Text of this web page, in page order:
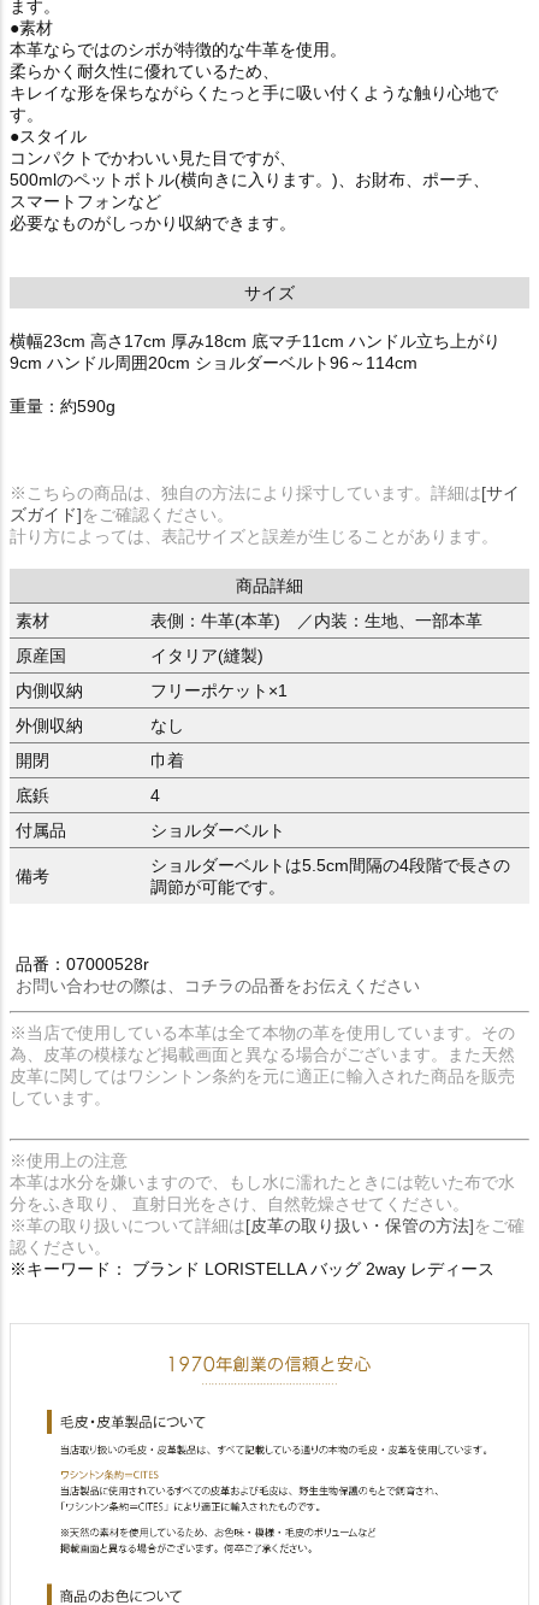
ます。
●素材
本革ならではのシボが特徴的な牛革を使用。
柔らかく耐久性に優れているため、
キレイな形を保ちながらくたっと手に吸い付くような触り心地で
す。
●スタイル
コンパクトでかわいい見た目ですが、
500mlのペットボトル(横向きに入ります。)、お財布、ポーチ、
スマートフォンなど
必要なものがしっかり収納できます。
サイズ
横幅23cm 高さ17cm 厚み18cm 底マチ11cm ハンドル立ち上がり
9cm ハンドル周囲20cm ショルダーベルト96～114cm
重量：約590g
※こちらの商品は、独自の方法により採寸しています。詳細は[サイ
ズガイド]をご確認ください。
計り方によっては、表記サイズと誤差が生じることがあります。
商品詳細
素材
表側：牛革(本革) ／内装：生地、一部本革
原産国
イタリア(縫製)
内側収納
フリーポケット×1
外側収納
なし
開閉
巾着
底鋲
4
付属品
ショルダーベルト
備考
ショルダーベルトは5.5cm間隔の4段階で長さの
調節が可能です。
品番：07000528r
お問い合わせの際は、コチラの品番をお伝えください
※当店で使用している本革は全て本物の革を使用しています。その
為、皮革の模様など掲載画面と異なる場合がございます。また天然
皮革に関してはワシントン条約を元に適正に輸入された商品を販売
しています。
※使用上の注意
本革は水分を嫌いますので、もし水に濡れたときには乾いた布で水
分をふき取り、 直射日光をさけ、自然乾燥させてください。
※革の取り扱いについて詳細は[皮革の取り扱い・保管の方法]をご確
認ください。
※キーワード： ブランド LORISTELLA バッグ 2way レディース